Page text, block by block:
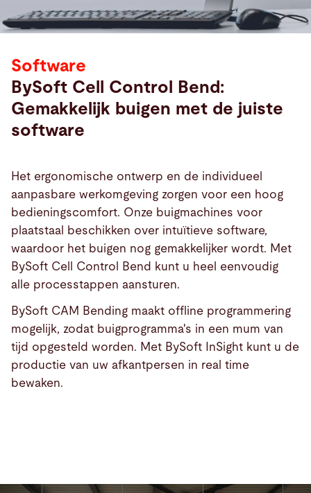
Software
BySoft Cell Control Bend:
Gemakkelijk buigen met de juiste
software
Het ergonomische ontwerp en de individueel
aanpasbare werkomgeving zorgen voor een hoog
bedieningscomfort. Onze buigmachines voor
plaatstaal beschikken over intuïtieve software,
waardoor het buigen nog gemakkelijker wordt. Met
BySoft Cell Control Bend kunt u heel eenvoudig
alle processtappen aansturen.
BySoft CAM Bending maakt offline programmering
mogelijk, zodat buigprogramma's in een mum van
tijd opgesteld worden. Met BySoft InSight kunt u de
productie van uw afkantpersen in real time
bewaken.